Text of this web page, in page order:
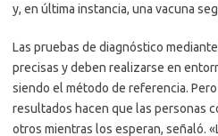
y, en última instancia, una vacuna
Las pruebas de diagnóstico
precisas y deben realizarse en
siendo el método de referencia.
resultados hacen que las personas
otros mientras los esperan, señaló.